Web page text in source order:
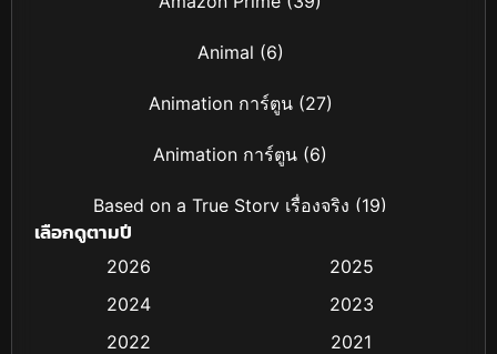
Animal (6)
Animation การ์ตูน(27)
Animation การ์ตูน (6)
Based on a True Story เรื่องจริง (19)
Biography ชีวิตจริง (16)
เลือกดูตามปี
2026
2025
2024
2023
2022
2021